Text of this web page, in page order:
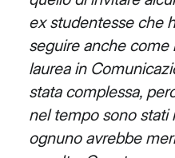
ex studentesse che
seguire anche come
laurea in
stata complessa,
nel tempo sono stati
ognuno avrebbe